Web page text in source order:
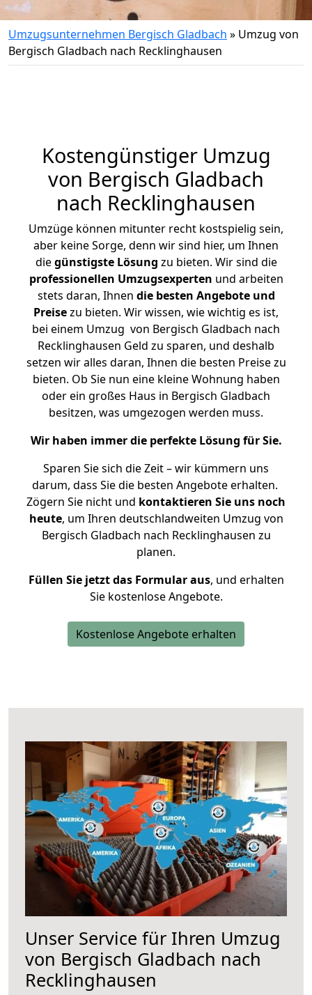
Umzugsunternehmen Bergisch Gladbach » Umzug von
Bergisch Gladbach nach Recklinghausen
Kostengünstiger Umzug
von Bergisch Gladbach
nach Recklinghausen
Umzüge können mitunter recht kostspielig sein,
aber keine Sorge, denn wir sind hier, um Ihnen
diegünstigste Lösung zu bieten. Wir sind die
professionellen Umzugsexperten und arbeiten
stets daran, Ihnen die besten Angebote und
Preisezu bieten. Wir wissen, wie wichtig es ist,
bei einem Umzug von Bergisch Gladbach nach
Recklinghausen Geld zu sparen, und deshalb
setzen wir alles daran, Ihnen die besten Preise zu
bieten. Ob Sie nun eine kleine Wohnung haben
oder ein großes Haus in Bergisch Gladbach
besitzen, was umgezogen werden muss.
Wir haben immer die perfekte Lösung für Sie.
Sparen Sie sich die Zeit – wir kümmern uns
darum, dass Sie die besten Angebote erhalten.
Zögern Sie nicht und kontaktieren Sie uns noch
heute, um Ihren deutschlandweiten Umzug von
Bergisch Gladbach nach Recklinghausen zu
planen.
Füllen Sie jetzt das Formular aus, und erhalten
Sie kostenlose Angebote.
Kostenlose Angebote erhalten
Unser Service für Ihren Umzug
von Bergisch Gladbach nach
Recklinghausen